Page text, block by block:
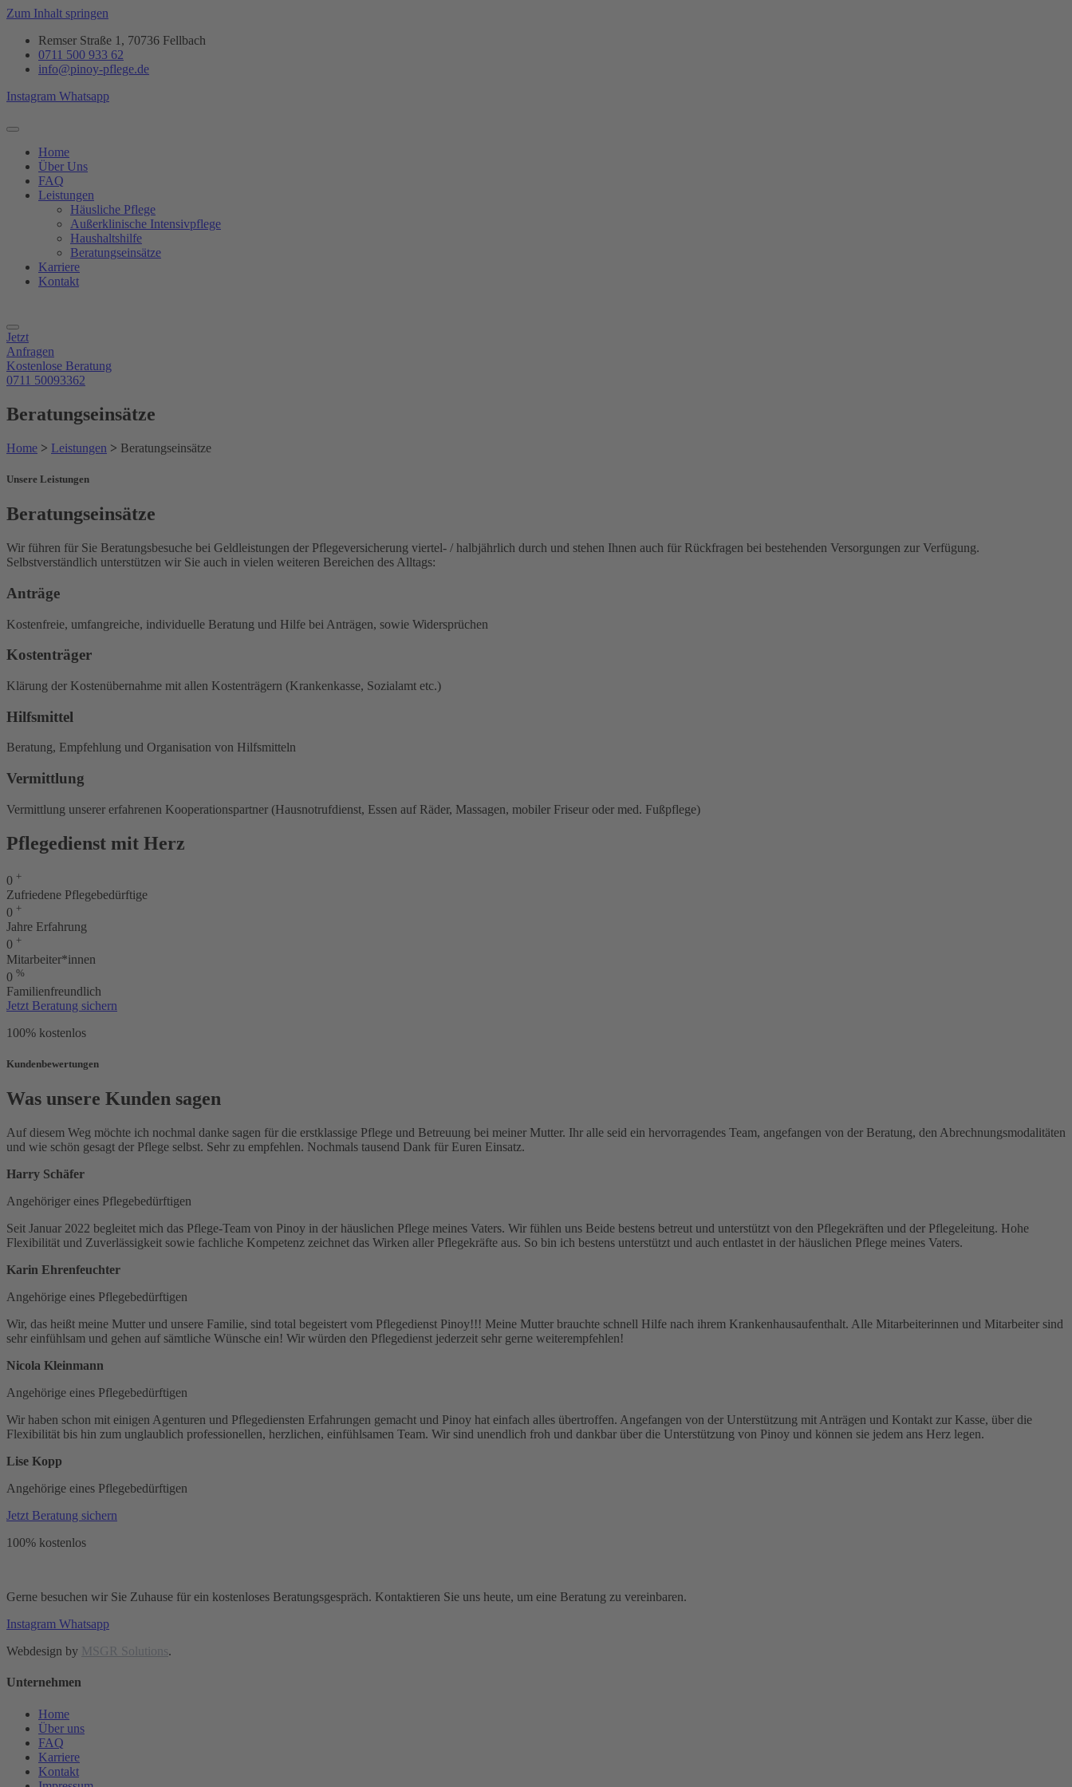
Zum Inhalt springen
Remser Straße 1, 70736 Fellbach
0711 500 933 62
info@pinoy-pflege.de
Instagram Whatsapp
Home
Über Uns
FAQ
Leistungen
Häusliche Pflege
Außerklinische Intensivpflege
Haushaltshilfe
Beratungseinsätze
Karriere
Kontakt
Jetzt
Anfragen
Kostenlose Beratung
0711 50093362
Beratungseinsätze
Home > Leistungen > Beratungseinsätze
Unsere Leistungen
Beratungseinsätze
Wir führen für Sie Beratungsbesuche bei Geldleistungen der Pflegeversicherung viertel- / halbjährlich durch und stehen Ihnen auch für Rückfragen bei bestehenden Versorgungen zur Verfügung.
Selbstverständlich unterstützen wir Sie auch in vielen weiteren Bereichen des Alltags:
Anträge
Kostenfreie, umfangreiche, individuelle Beratung und Hilfe bei Anträgen, sowie Widersprüchen
Kostenträger
Klärung der Kostenübernahme mit allen Kostenträgern (Krankenkasse, Sozialamt etc.)
Hilfsmittel
Beratung, Empfehlung und Organisation von Hilfsmitteln
Vermittlung
Vermittlung unserer erfahrenen Kooperationspartner (Hausnotrufdienst, Essen auf Räder, Massagen, mobiler Friseur oder med. Fußpflege)
Pflegedienst mit Herz
0 +
Zufriedene Pflegebedürftige
0 +
Jahre Erfahrung
0 +
Mitarbeiter*innen
0 %
Familienfreundlich
Jetzt Beratung sichern
100% kostenlos
Kundenbewertungen
Was unsere Kunden sagen
Auf diesem Weg möchte ich nochmal danke sagen für die erstklassige Pflege und Betreuung bei meiner Mutter. Ihr alle seid ein hervorragendes Team, angefangen von der Beratung, den Abrechnungsmodalitäten
und wie schön gesagt der Pflege selbst. Sehr zu empfehlen. Nochmals tausend Dank für Euren Einsatz.
Harry Schäfer
Angehöriger eines Pflegebedürftigen
Seit Januar 2022 begleitet mich das Pflege-Team von Pinoy in der häuslichen Pflege meines Vaters. Wir fühlen uns Beide bestens betreut und unterstützt von den Pflegekräften und der Pflegeleitung. Hohe
Flexibilität und Zuverlässigkeit sowie fachliche Kompetenz zeichnet das Wirken aller Pflegekräfte aus. So bin ich bestens unterstützt und auch entlastet in der häuslichen Pflege meines Vaters.
Karin Ehrenfeuchter
Angehörige eines Pflegebedürftigen
Wir, das heißt meine Mutter und unsere Familie, sind total begeistert vom Pflegedienst Pinoy!!! Meine Mutter brauchte schnell Hilfe nach ihrem Krankenhausaufenthalt. Alle Mitarbeiterinnen und Mitarbeiter sind
sehr einfühlsam und gehen auf sämtliche Wünsche ein! Wir würden den Pflegedienst jederzeit sehr gerne weiterempfehlen!
Nicola Kleinmann
Angehörige eines Pflegebedürftigen
Wir haben schon mit einigen Agenturen und Pflegediensten Erfahrungen gemacht und Pinoy hat einfach alles übertroffen. Angefangen von der Unterstützung mit Anträgen und Kontakt zur Kasse, über die
Flexibilität bis hin zum unglaublich professionellen, herzlichen, einfühlsamen Team. Wir sind unendlich froh und dankbar über die Unterstützung von Pinoy und können sie jedem ans Herz legen.
Lise Kopp
Angehörige eines Pflegebedürftigen
Jetzt Beratung sichern
100% kostenlos
Gerne besuchen wir Sie Zuhause für ein kostenloses Beratungsgespräch. Kontaktieren Sie uns heute, um eine Beratung zu vereinbaren.
Instagram Whatsapp
Webdesign by MSGR Solutions.
Unternehmen
Home
Über uns
FAQ
Karriere
Kontakt